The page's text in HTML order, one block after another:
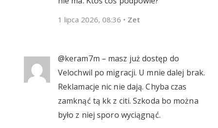
1 lipca 2026, 08:36 • Zet
@keram7m – masz już dostęp do
Velochwil po migracji. U mnie dalej brak.
Reklamacje nic nie dają. Chyba czas
zamknąć tą kk z citi. Szkoda bo można
było z niej sporo wyciągnąć.